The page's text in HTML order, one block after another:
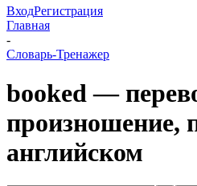
ВходРегистрация
Главная
-
Словарь-Тренажер
booked —
произношение,
английском